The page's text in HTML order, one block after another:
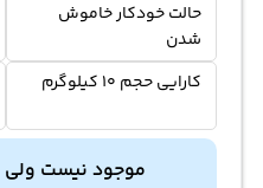
حالت خودکار خاموش
شدن
کارایی حجم 10 کیلوگرم
موجود نیست ولی